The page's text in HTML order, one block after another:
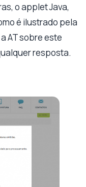
o applet Java,
é ilustrado pela
AT sobre este
resposta.